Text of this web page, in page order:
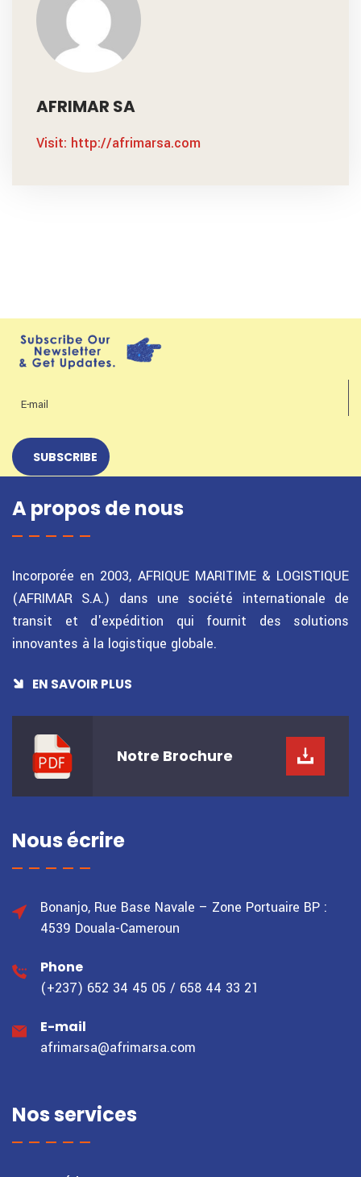
AFRIMAR SA
Visit: http://afrimarsa.com
A propos de nous
Incorporée en 2003, AFRIQUE MARITIME & LOGISTIQUE
(AFRIMAR S.A.) dans une société internationale de
transit et d'expédition qui fournit des solutions
innovantes à la logistique globale.
EN SAVOIR PLUS
Notre Brochure
Nous écrire
Bonanjo, Rue Base Navale – Zone Portuaire BP :
4539 Douala-Cameroun
Phone
(+237) 652 34 45 05 / 658 44 33 21
E-mail
afrimarsa@afrimarsa.com
Nos services